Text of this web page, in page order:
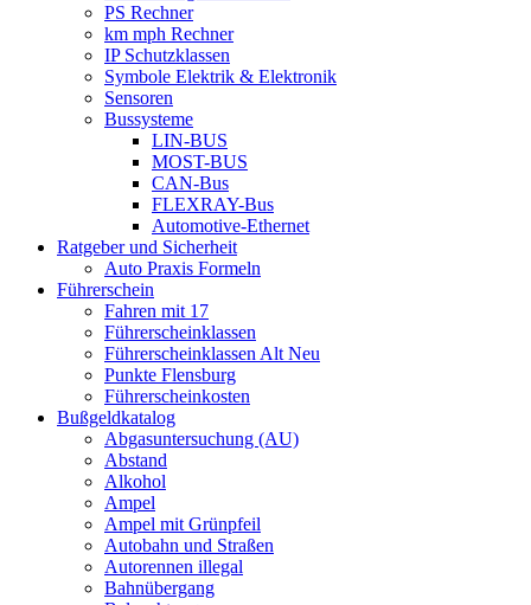
PS Rechner
km mph Rechner
IP Schutzklassen
Symbole Elektrik & Elektronik
Sensoren
Bussysteme
LIN-BUS
MOST-BUS
CAN-Bus
FLEXRAY-Bus
Automotive-Ethernet
Ratgeber und Sicherheit
Auto Praxis Formeln
Führerschein
Fahren mit 17
Führerscheinklassen
Führerscheinklassen Alt Neu
Punkte Flensburg
Führerscheinkosten
Bußgeldkatalog
Abgasuntersuchung (AU)
Abstand
Alkohol
Ampel
Ampel mit Grünpfeil
Autobahn und Straßen
Autorennen illegal
Bahnübergang